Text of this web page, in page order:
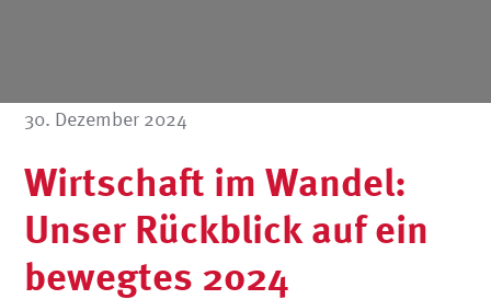
30. Dezember 2024
Wirtschaft im Wandel:
Unser Rückblick auf ein
bewegtes 2024